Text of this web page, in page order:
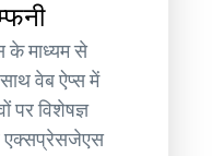
माध्यम से
वेब ऐप्स में
पर विशेषज्ञ
एक्सप्रेसजेएस